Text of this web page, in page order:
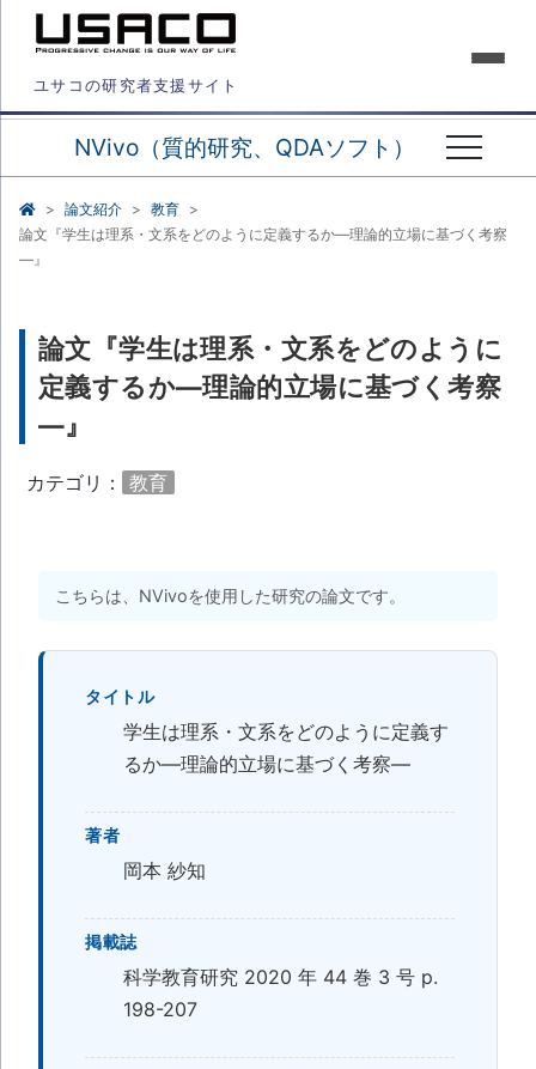
ユサコの研究者支援サイト
NVivo（質的研究、QDAソフト）
論文紹介
教育
論文『学生は理系・文系をどのように定義するか―理論的立場に基づく考察
―』
論文『学生は理系・文系をどのように
定義するか―理論的立場に基づく考察
―』
カテゴリ： 教育
こちらは、NVivoを使用した研究の論文です。
タイトル
学生は理系・文系をどのように定義す
るか―理論的立場に基づく考察―
著者
岡本 紗知
掲載誌
科学教育研究 2020 年 44 巻 3 号 p.
198-207